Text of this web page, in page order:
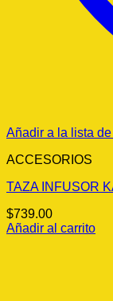
Añadir a la lista
ACCESORIOS
TAZA INFUSOR
$739.00
Añadir al carrito